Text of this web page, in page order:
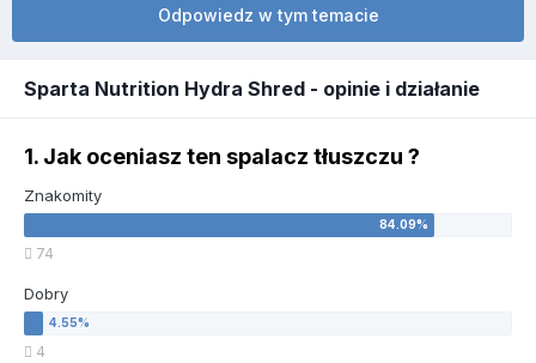
Odpowiedz w tym temacie
Sparta Nutrition Hydra Shred - opinie i działanie
1. Jak oceniasz ten spalacz tłuszczu ?
Znakomity
74
Dobry
4